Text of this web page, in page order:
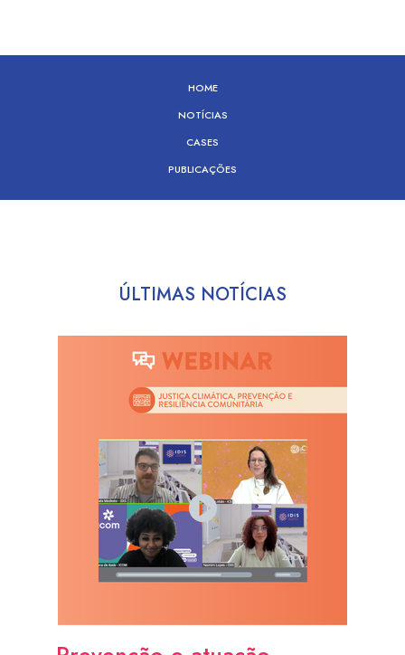
HOME
NOTÍCIAS
CASES
PUBLICAÇÕES
ÚLTIMAS NOTÍCIAS